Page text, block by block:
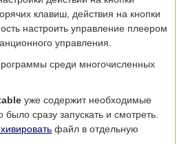
клавиш, действия на кнопки
настроить управление плеером
управления.
среди многочисленных
уже содержит необходимые
сразу запускать и смотреть.
файл в отдельную